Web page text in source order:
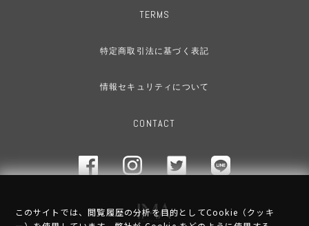
このサイトでは、閲覧履歴の分析を目的としてCookie（クッキ
TERMS
特定商取引法に基づく表記
情報セキュリティについて
CONTACT